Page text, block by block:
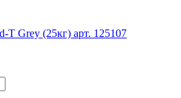
Grey (25кг) арт. 125107